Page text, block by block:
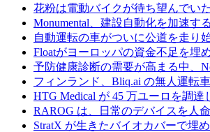
花粉は電動バイクが待ち望んでい
Monumental、建設自動化を加速す
自動運転の車がついに公道を走り
Floatがヨーロッパの資金不足を埋
予防健康診断の需要が高まる中、
フィンランド、Bliq.ai の無人運転
HTG Medical が 45 万ユーロを調
RAROG は、日常のデバイスを人
StratX が生きたバイオカバーで埋